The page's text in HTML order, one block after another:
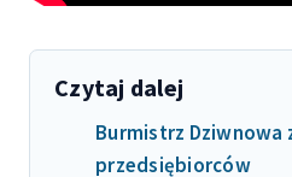
Czytaj dalej
Burmistrz Dziwnowa
przedsiębiorców